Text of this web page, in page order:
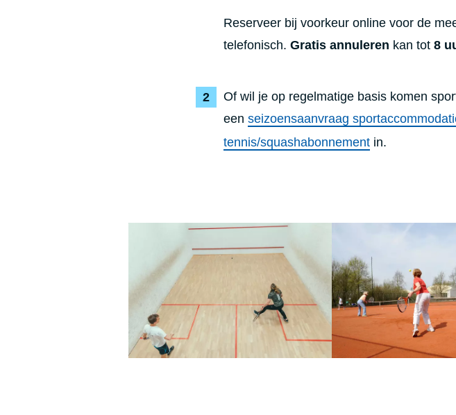
Reserveer bij voorkeur online voor de
telefonisch. Gratis annuleren kan tot 8
Of wil je op regelmatige basis komen
een seizoensaanvraag
tennis/squashabonnement in.